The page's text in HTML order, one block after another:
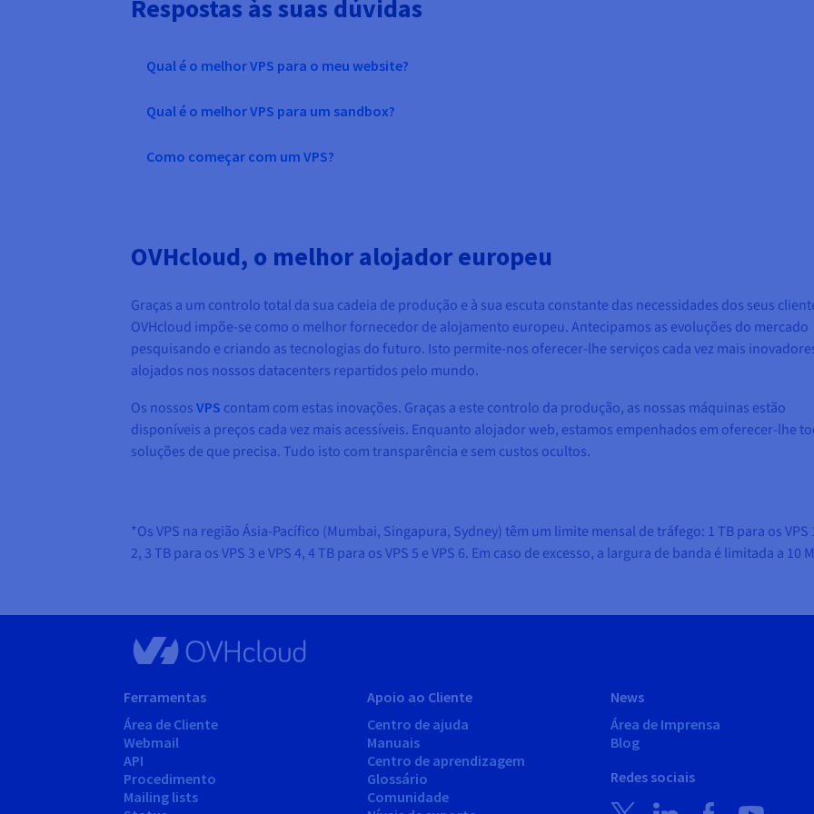
Respostas às suas dúvidas
Qual é o melhor VPS para o meu website?
Qual é o melhor VPS para um sandbox?
Como começar com um VPS?
OVHcloud, o melhor alojador europeu
Graças a um controlo total da sua cadeia de produção e à sua escuta constante das necessidades dos seus
OVHcloud impõe-se como o melhor fornecedor de alojamento europeu. Antecipamos as evoluções do mercado
pesquisando e criando as tecnologias do futuro. Isto permite-nos oferecer-lhe serviços cada vez mais
alojados nos nossos datacenters repartidos pelo mundo.
Os nossos VPS contam com estas inovações. Graças a este controlo da produção, as nossas máquinas estão
disponíveis a preços cada vez mais acessíveis. Enquanto alojador web, estamos empenhados em oferecer-lhe
soluções de que precisa. Tudo isto com transparência e sem custos ocultos.
*Os VPS na região Ásia-Pacífico (Mumbai, Singapura, Sydney) têm um limite mensal de tráfego: 1 TB para os VPS
2, 3 TB para os VPS 3 e VPS 4, 4 TB para os VPS 5 e VPS 6. Em caso de excesso, a largura de banda é limitada a 10
Ferramentas
Área de Cliente
Webmail
API
Procedimento
Mailing lists
Apoio ao Cliente
Centro de ajuda
Manuais
Centro de aprendizagem
Glossário
Comunidade
News
Área de Imprensa
Blog
Redes sociais